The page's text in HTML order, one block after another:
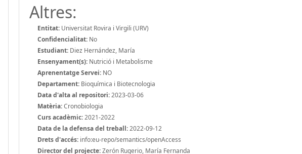
Altres:
Entitat: Universitat Rovira i Virgili (URV)
Confidencialitat: No
Estudiant: Diez Hernández, María
Ensenyament(s): Nutrició i Metabolisme
Aprenentatge Servei: NO
Departament: Bioquímica i Biotecnologia
Data d'alta al repositori:2023-03-06
Matèria:Cronobiologia
Curs acadèmic:2021-2022
Data de la defensa del treball:2022-09-12
Drets d'accés: info:eu-repo/semantics/openAccess
Director del projecte:Zerón Rugerio, María Fernanda